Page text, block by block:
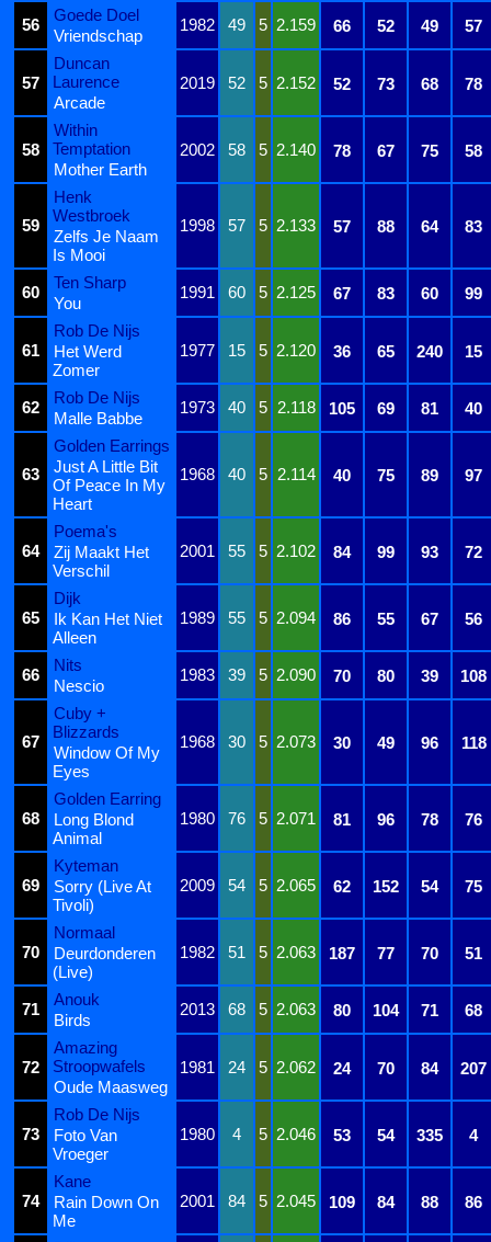
56
Goede Doel
1982 49 5 2.159 66 52 49 57
Vriendschap
57
Duncan
Laurence
2019 52 5 2.152 52 73 68
78
Arcade
58
Within
Temptation
2002 58 5 2.140 78 67 75
58
Mother Earth
59
Henk
Westbroek
1998 57 5 2.133 57 88 64 83
Zelfs Je Naam
Is Mooi
60
Ten Sharp
1991 60 5 2.125 67 83 60 99
You
61
Rob De Nijs
1977
15 5 2.120 36 65 240 15
Het Werd
Zomer
62
Rob De Nijs
1973 40 5 2.118 105 69 81 40
Malle Babbe
63
Golden Earrings
1968
40 5 2.114 40 75 89 97
Just A Little Bit
Of Peace In My
Heart
64
Poema's
2001
55 5 2.102 84 99 93 72
Zij Maakt Het
Verschil
65
Dijk
1989
55 5 2.094 86 55 67 56
Ik Kan Het Niet
Alleen
66
Nits
1983 39 5 2.090 70 80 39 108
Nescio
67
Cuby +
Blizzards
1968 30 5 2.073 30 49 96 118
Window Of My
Eyes
68
Golden Earring
1980
76 5 2.071 81 96 78 76
Long Blond
Animal
69
Kyteman
2009
54 5 2.065 62 152 54 75
Sorry (Live At
Tivoli)
70
Normaal
1982
51 5 2.063 187 77 70 51
Deurdonderen
(Live)
71
Anouk
2013 68 5 2.063 80 104 71 68
Birds
72
Amazing
Stroopwafels
1981 24 5 2.062 24 70 84
207
Oude Maasweg
73
Rob De Nijs
1980
4 5 2.046 53 54 335 4
Foto Van
Vroeger
74
Kane
2001
84 5 2.045 109 84 88 86
Rain Down On
Me